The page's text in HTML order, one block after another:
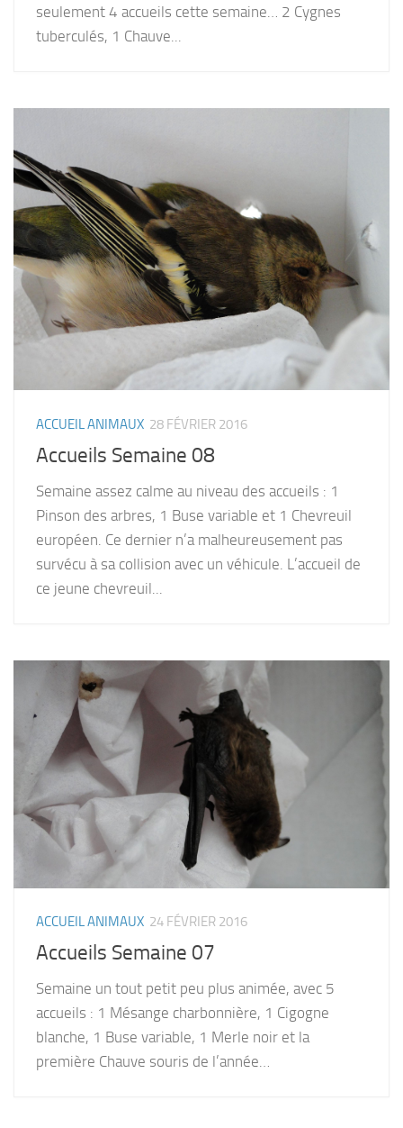
seulement 4 accueils cette semaine… 2 Cygnes
tuberculés, 1 Chauve...
ACCUEIL ANIMAUX 28 FÉVRIER 2016
Accueils Semaine 08
Semaine assez calme au niveau des accueils : 1
Pinson des arbres, 1 Buse variable et 1 Chevreuil
européen. Ce dernier n’a malheureusement pas
survécu à sa collision avec un véhicule. L’accueil de
ce jeune chevreuil...
ACCUEIL ANIMAUX 24 FÉVRIER 2016
Accueils Semaine 07
Semaine un tout petit peu plus animée, avec 5
accueils : 1 Mésange charbonnière, 1 Cigogne
blanche, 1 Buse variable, 1 Merle noir et la
première Chauve souris de l’année…